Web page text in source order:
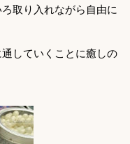
取り入れながら自由に
していくことに癒しの